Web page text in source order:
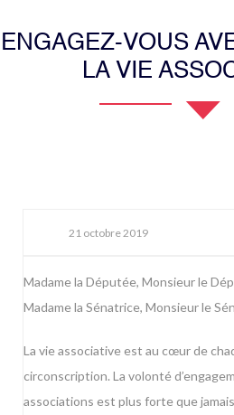
ENGAGEZ-VOUS
LA VIE
21 octobre 2019
Madame la Députée, Monsieur le
Madame la Sénatrice, Monsieur le
La vie associative est au cœur de
circonscription. La volonté
associations est plus forte que